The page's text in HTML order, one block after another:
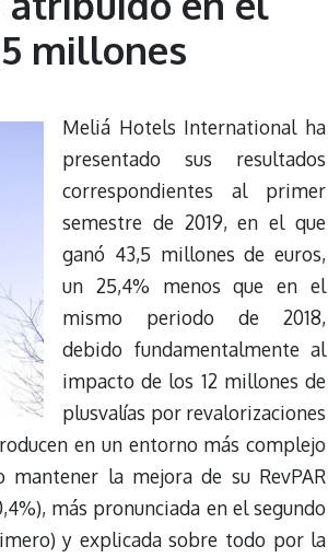
millones
Meliá Hotels International ha
presentado sus resultados
correspondientes al primer
semestre de 2019, en el que
ganó 43,5 millones de euros,
un 25,4% menos que en el
mismo periodo de 2018,
debido fundamentalmente al
impacto de los 12 millones de
plusvalías por revalorizaciones
en un entorno más complejo
la mejora de su RevPAR
más pronunciada en el segundo
y explicada sobre todo por la